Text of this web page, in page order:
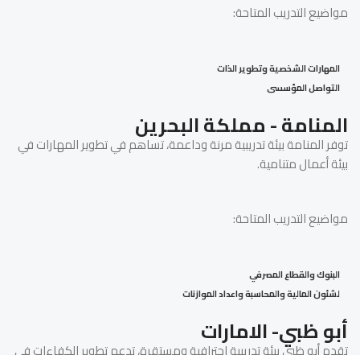
مواضيع التدريب المتاحة:
المهارات الشخصية وتطوير الذات
التواصل المؤسسى
المنامة - مملكة البحرين
توفر المنامة بيئة تدريبية مرنة وداعمة، تساهم في تطوير المهارات في
بيئة أعمال متنامية.
مواضيع التدريب المتاحة:
البنوك والقطاع المصرفي
لشئون المالية والمحاسبة واعداد الموازنات
أبو ظبي- الامارات